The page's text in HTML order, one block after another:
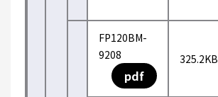
FP120BM-
9208
pdf
325.2KB